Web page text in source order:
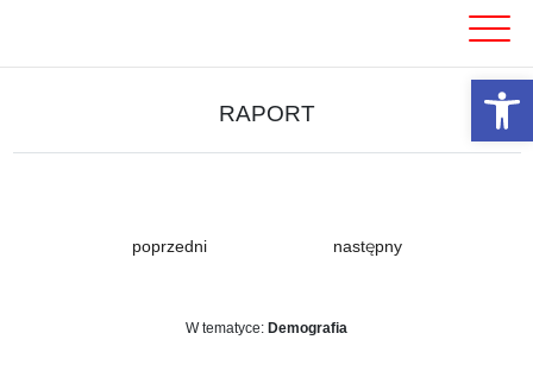
RAPORT
poprzedni następny
W tematyce: Demografia